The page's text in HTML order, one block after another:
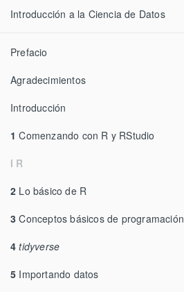
Introducción a la Ciencia de Datos
Prefacio
Agradecimientos
Introducción
1 Comenzando con R y RStudio
I R
2 Lo básico de R
3 Conceptos básicos de programación
4 tidyverse
5 Importando datos